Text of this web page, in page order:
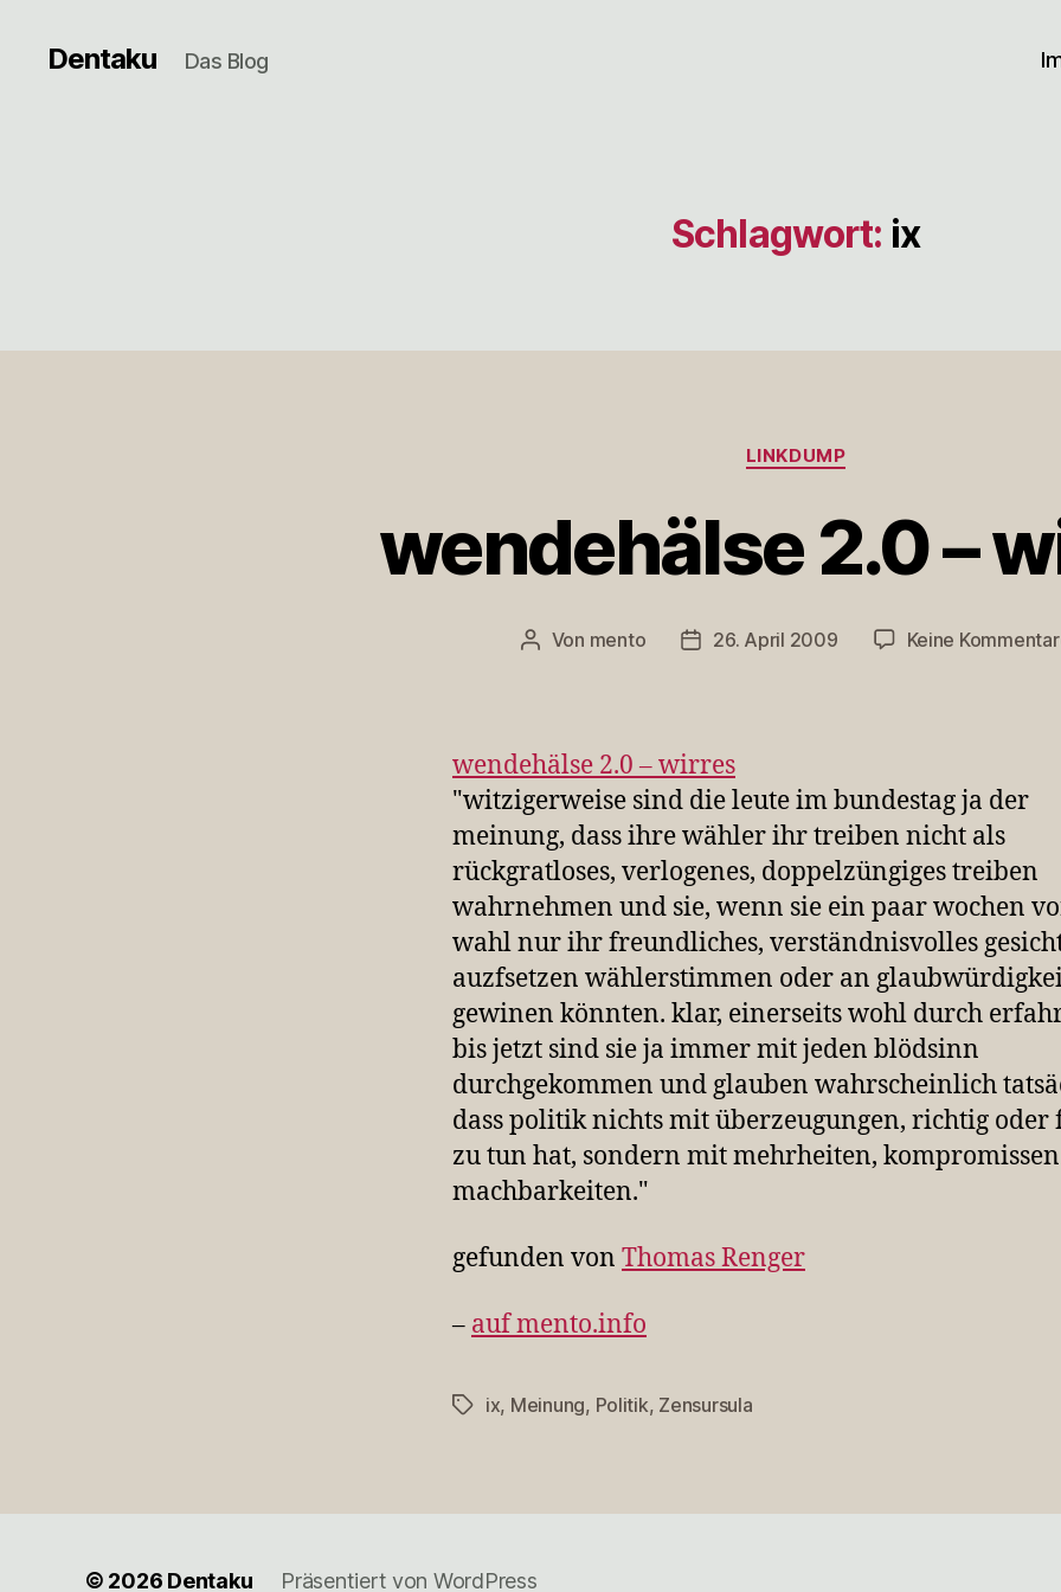
Dentaku Das Blog
Schlagwort: ix
Kategorien
LINKDUMP
wendehälse 2.0 –
Beitragsautor
Von mento Veröffentlichungsdatum
26. April 2009 Keine
wendehälse 2.0 – wirres
"witzigerweise sind die leute im bundestag ja der
meinung, dass ihre wähler ihr treiben nicht als
rückgratloses, verlogenes, doppelzüngiges treiben
wahrnehmen und sie, wenn sie ein paar wochen
wahl nur ihr freundliches, verständnisvolles
auzfsetzen wählerstimmen oder an
gewinen könnten. klar, einerseits wohl durch
bis jetzt sind sie ja immer mit jeden blödsinn
durchgekommen und glauben wahrscheinlich
dass politik nichts mit überzeugungen, richtig oder
zu tun hat, sondern mit mehrheiten,
machbarkeiten."
gefunden von Thomas Renger
– auf mento.info
Schlagwörter
ix, Meinung, Politik, Zensursula
© 2026 Dentaku Präsentiert von WordPress